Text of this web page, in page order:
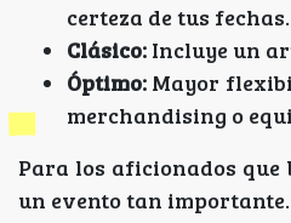
certeza de tus fechas.
Clásico: Incluye un
Óptimo: Mayor
merchandising o
Para los aficionados que
un evento tan importante.